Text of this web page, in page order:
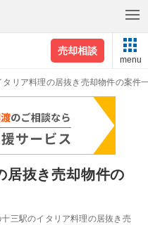
売却相談
menu
タリア料理の居抜き売却物件の案件
居抜き売却物件の
三駅のイタリア料理の居抜き売